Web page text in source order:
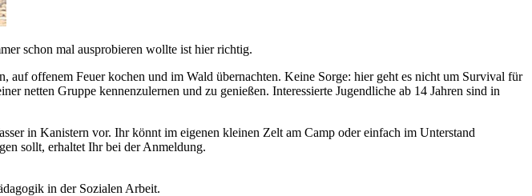
schon mal ausprobieren wollte ist hier richtig.
offenem Feuer kochen und im Wald übernachten. Keine Sorge: hier geht es nicht um Survival für
netten Gruppe kennenzulernen und zu genießen. Interessierte Jugendliche ab 14 Jahren sind in
in Kanistern vor. Ihr könnt im eigenen kleinen Zelt am Camp oder einfach im Unterstand
sollt, erhaltet Ihr bei der Anmeldung.
in der Sozialen Arbeit.